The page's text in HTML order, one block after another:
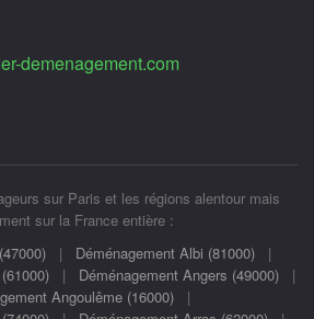
demenagement.com
sur Paris et les régions alentour mais
sur la France entière :
| Déménagement Albi (81000) |
| Déménagement Angers (49000) |
Angoulême (16000) |